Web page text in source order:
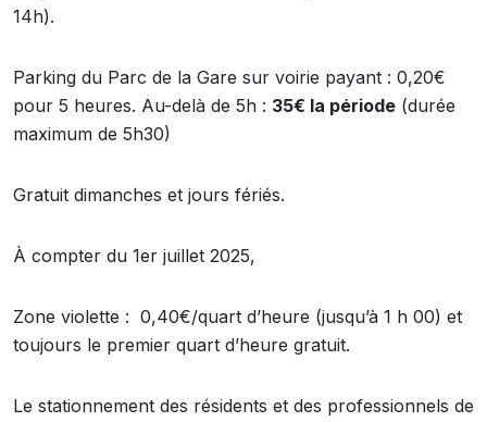
14h).
Parking du Parc de la Gare sur voirie payant : 0,20€
pour 5 heures. Au-delà de 5h : 35€ la période (durée
maximum de 5h30)
Gratuit dimanches et jours fériés.
À compter du 1er juillet 2025,
Zone violette : 0,40€/quart d’heure (jusqu’à 1 h 00) et
toujours le premier quart d’heure gratuit.
Le stationnement des résidents et des professionnels de